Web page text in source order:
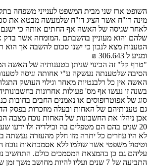
השופט ארז שני מבית המשפט לענייני משפחה
מינה רו"ח אשר הציג דו"ח שלמעשה מבטא את
לאחר שגיסה של האשה אף החתים אותה כי ישנם
שלהם והוא מעוניין בהשבתם .המומחה אשר
הטענות מצא לנכון כי ישנו סכום להשבה אך הוא
ומגיע ל 306.643 ₪
"טרף קל" זה הכינוי שניתן בטענותיה של האשה
הסיבה שלטענתה נעשקה ע"י אחותה וגיסה
בשנה זו נעשו אף מס' פעולות אחרונות
סוג של אפוטרופוסים או נאמנים החבים בחובות
גם טענותיהם של האחות ובעלה מוזכרות בפסק
אכן ניהלו את החשבונות של האחות נוכח מצבה
20 שנים בהם הם מטפלים בה ובילדיה ולו ידעו
לא היו עוזרים כל יתרה מזו חלק מהעזרה נעשתה
וטיפול משפטי אשר שולמו ללא אסמכתאות
עליהם גם כן בהמצאת המסמכים כולם. התחשיב